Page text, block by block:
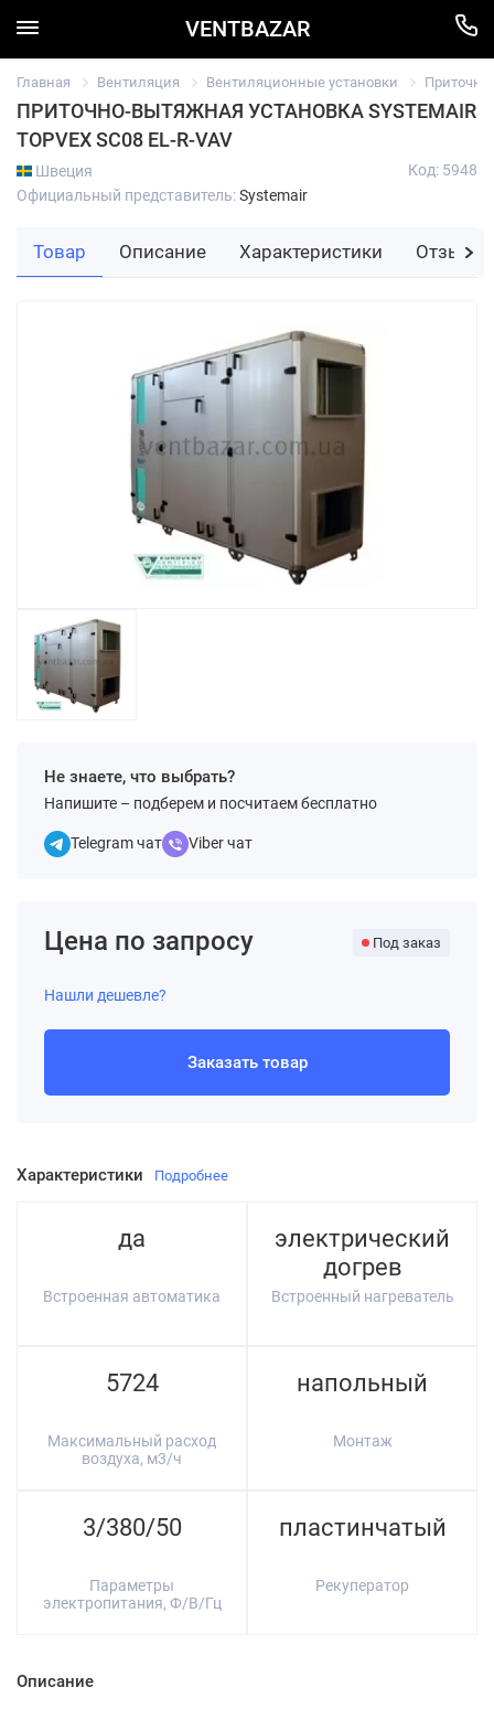
VENTBAZAR
Главная Вентиляция Вентиляционные установки
ПРИТОЧНО-ВЫТЯЖНАЯ УСТАНОВКА SYSTEMAIR
TOPVEX SC08 EL-R-VAV
Швеция
Официальный представитель:Systemair
Код: 5948
Не знаете, что выбрать?
Напишите – подберем и посчитаем бесплатно
Telegram чат Viber чат
Характеристики Подробнее
да
Встроенная автоматика
электрический
догрев
Встроенный нагреватель
5724
Максимальный расход
воздуха, м3/ч
напольный
Монтаж
3/380/50
Параметры
электропитания, Ф/В/Гц
пластинчатый
Рекуператор
Описание
Цена по запросу Под заказ
Нашли дешевле?
Заказать товар
Товар Описание Характеристики Отзывы